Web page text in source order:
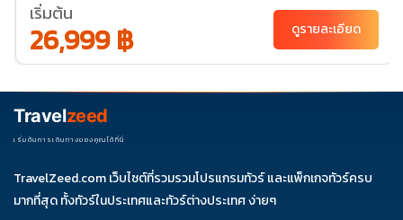
28-01
02
31-04
พ.ย. 69
01-05
03-
04-
05-
07-11
10-14
24-28
25-29
26-
30
28-
02
29-
เริ่มต้น
26,999 ฿ ดูรายละเอียด
Travelzeed
เริ่มต้นการเดินทางของคุณได้ที่นี่
TravelZeed.com เว็บไซต์ที่รวมรวมโปรแกรมทัวร์ และแพ็กเกจทัวร์ครบ
มากที่สุด ทั้งทัวร์ในประเทศและทัวร์ต่างประเทศ ง่ายๆ